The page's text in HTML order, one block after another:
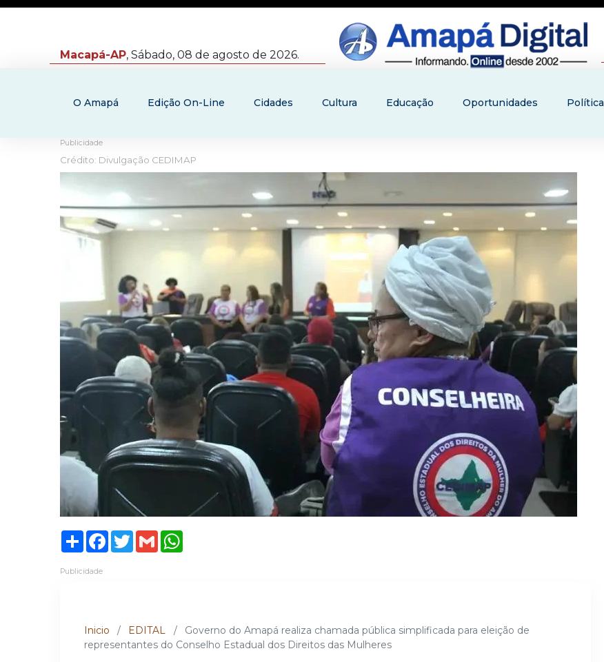
Macapá-AP, Sábado, 08 de agosto de 2026.
O Amapá Edição On-Line Cidades Cultura Educação Oportunidades Política
Publicidade
Crédito: Divulgação CEDIMAP
ShareFacebook
TwitterGmail
Publicidade
Inicio / EDITAL /
Governo do Amapá realiza chamada pública simplificada para eleição de
representantes do Conselho Estadual dos Direitos das Mulheres